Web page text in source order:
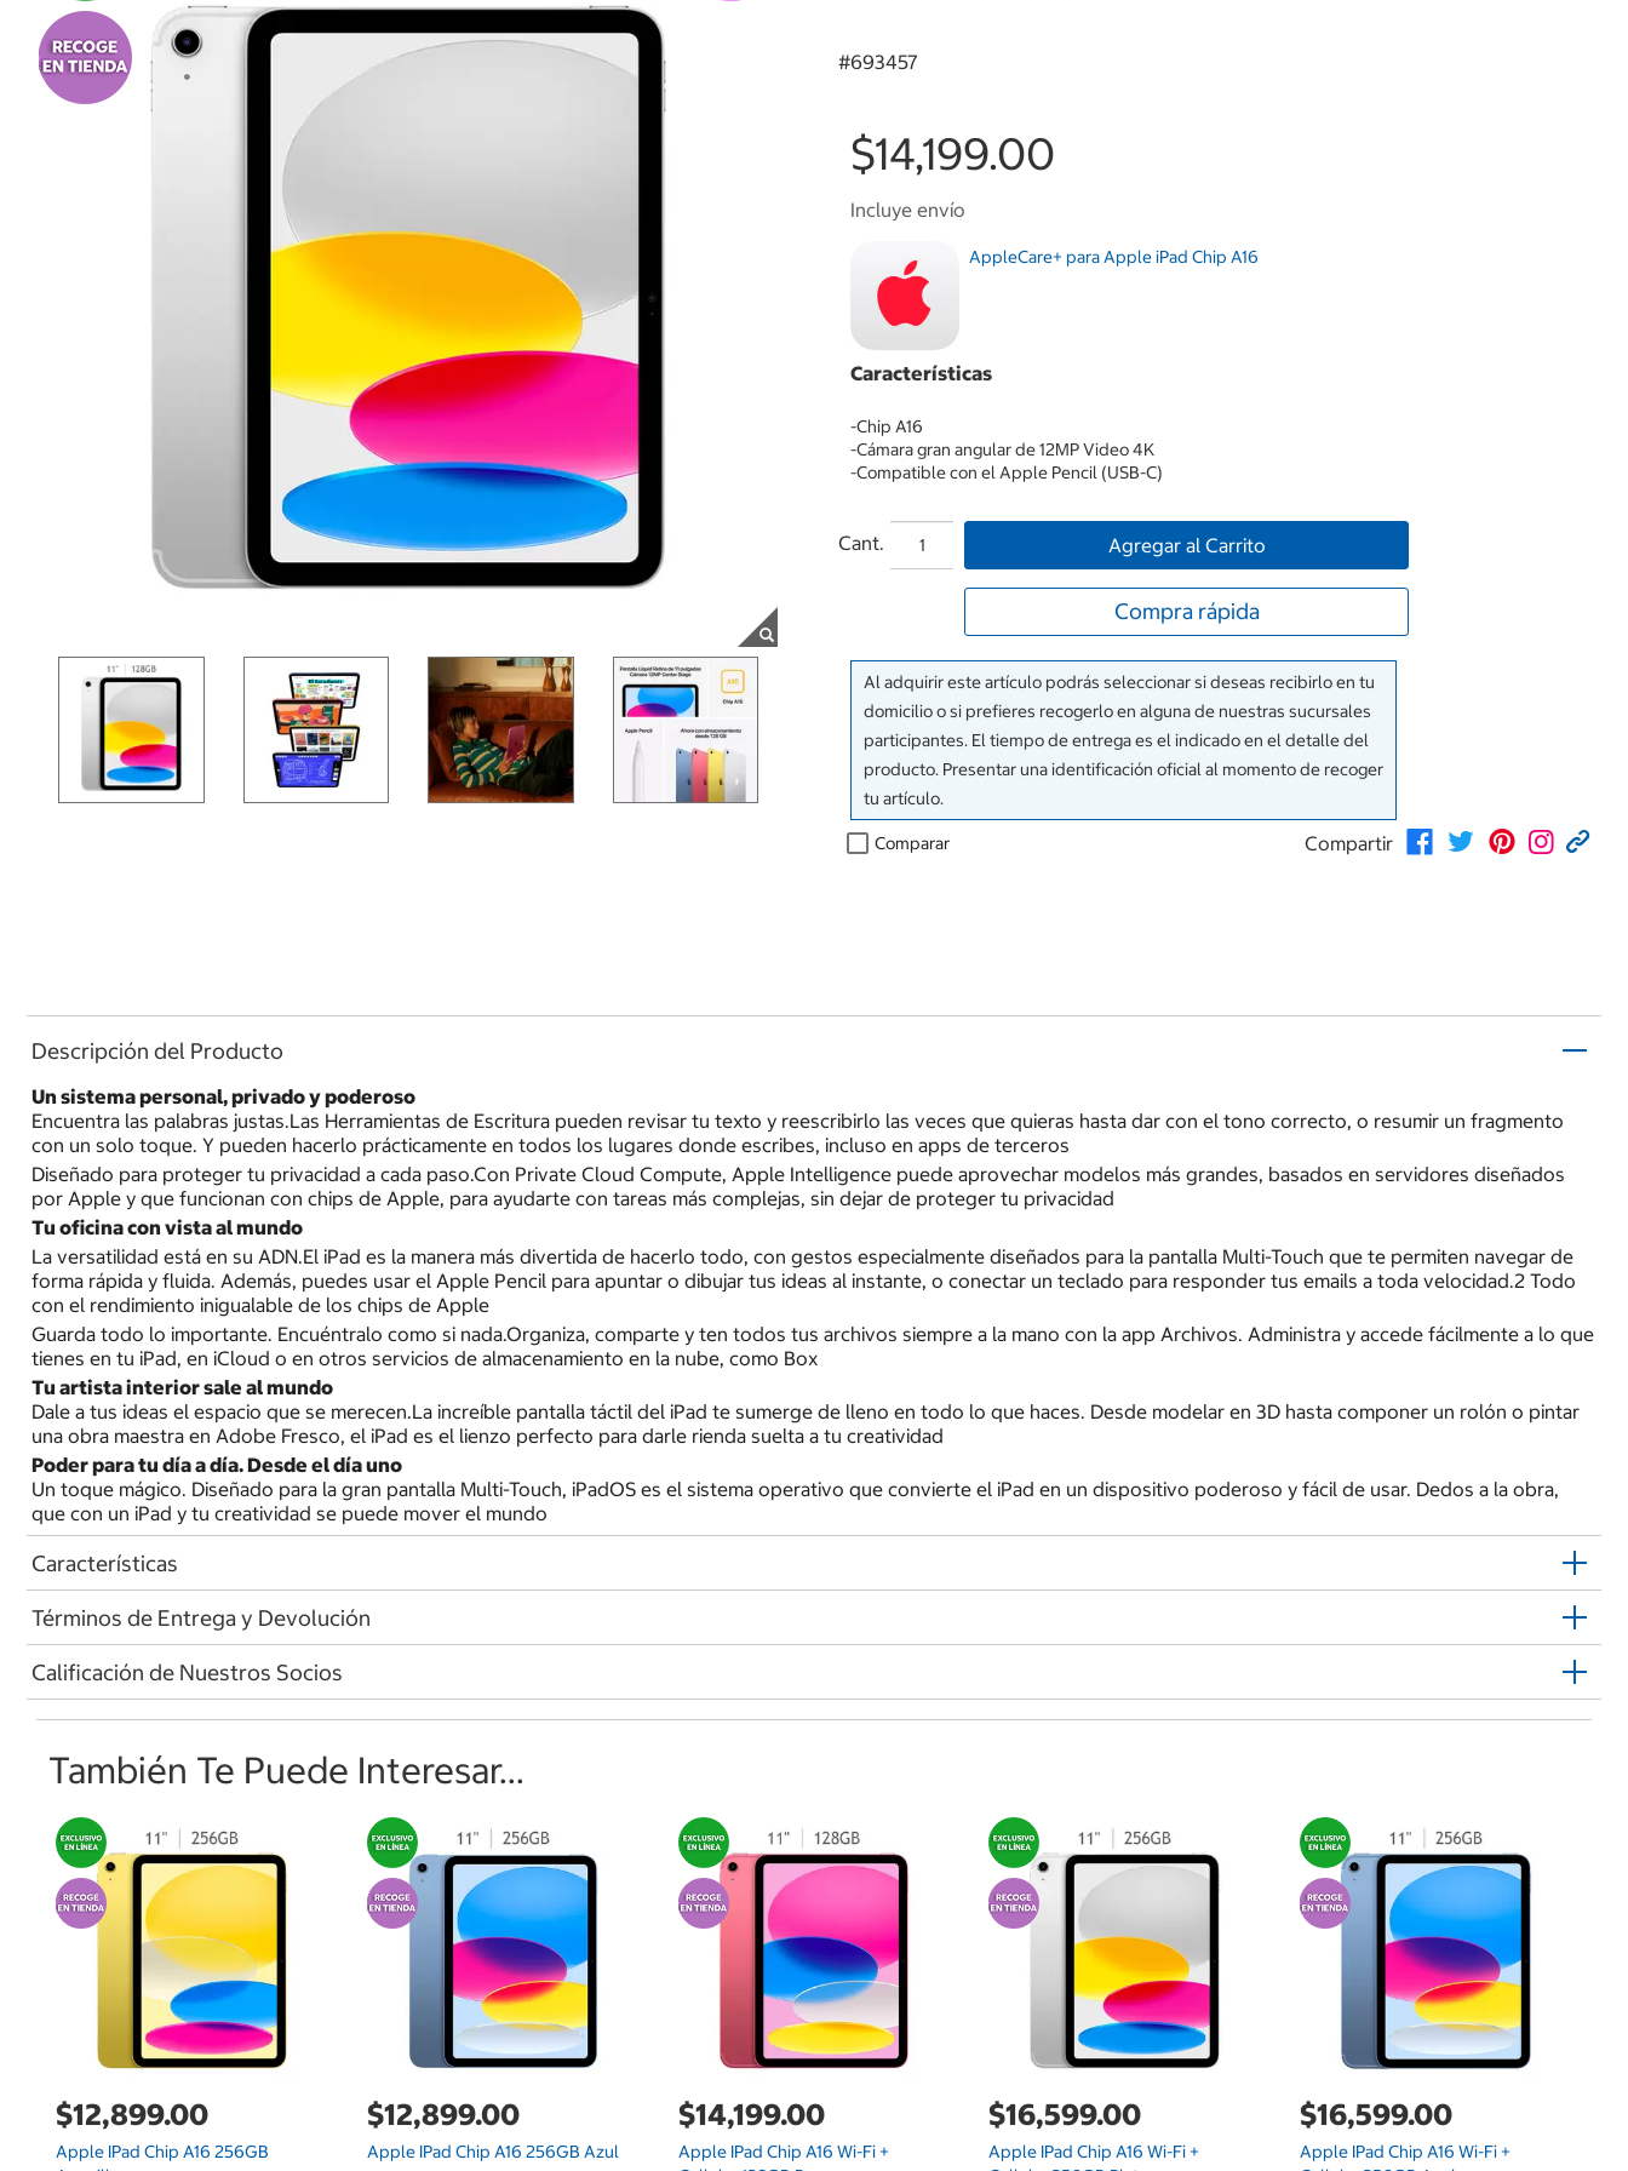
#693457
$14,199.00
Incluye envío
AppleCare+ para Apple iPad Chip A16
Características
-Chip A16
-Cámara gran angular de 12MP Video 4K
-Compatible con el Apple Pencil (USB-C)
Cant. Agregar al Carrito
Compra rápida
Al adquirir este artículo podrás seleccionar si deseas recibirlo en tu
domicilio o si prefieres recogerlo en alguna de nuestras sucursales
participantes. El tiempo de entrega es el indicado en el detalle del
producto. Presentar una identificación oficial al momento de recoger
tu artículo.
Comparar Compartir
Descripción del Producto
Un sistema personal, privado y poderoso
Encuentra las palabras justas.Las Herramientas de Escritura pueden revisar tu texto y reescribirlo las veces que quieras hasta dar con el tono correcto, o resumir un fragmento
con un solo toque. Y pueden hacerlo prácticamente en todos los lugares donde escribes, incluso en apps de terceros
Diseñado para proteger tu privacidad a cada paso.Con Private Cloud Compute, Apple Intelligence puede aprovechar modelos más grandes, basados en servidores diseñados
por Apple y que funcionan con chips de Apple, para ayudarte con tareas más complejas, sin dejar de proteger tu privacidad
Tu oficina con vista al mundo
La versatilidad está en su ADN.El iPad es la manera más divertida de hacerlo todo, con gestos especialmente diseñados para la pantalla Multi-Touch que te permiten navegar de
forma rápida y fluida. Además, puedes usar el Apple Pencil para apuntar o dibujar tus ideas al instante, o conectar un teclado para responder tus emails a toda velocidad.2 Todo
con el rendimiento inigualable de los chips de Apple
Guarda todo lo importante. Encuéntralo como si nada.Organiza, comparte y ten todos tus archivos siempre a la mano con la app Archivos. Administra y accede fácilmente a lo que
tienes en tu iPad, en iCloud o en otros servicios de almacenamiento en la nube, como Box
Tu artista interior sale al mundo
Dale a tus ideas el espacio que se merecen.La increíble pantalla táctil del iPad te sumerge de lleno en todo lo que haces. Desde modelar en 3D hasta componer un rolón o pintar
una obra maestra en Adobe Fresco, el iPad es el lienzo perfecto para darle rienda suelta a tu creatividad
Poder para tu día a día. Desde el día uno
Un toque mágico. Diseñado para la gran pantalla Multi-Touch, iPadOS es el sistema operativo que convierte el iPad en un dispositivo poderoso y fácil de usar. Dedos a la obra,
que con un iPad y tu creatividad se puede mover el mundo
Características
Términos de Entrega y Devolución
Calificación de Nuestros Socios
También Te Puede Interesar...
$12,899.00
Apple IPad Chip A16 256GB
$12,899.00
Apple IPad Chip A16 256GB Azul
$14,199.00
Apple IPad Chip A16 Wi-Fi +
$16,599.00
Apple IPad Chip A16 Wi-Fi +
$16,599.00
Apple IPad Chip A16 Wi-Fi +